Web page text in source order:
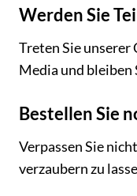
Werden Sie
Treten Sie unserer
Media und bleiben
Bestellen Sie
Verpassen Sie
verzaubern zu